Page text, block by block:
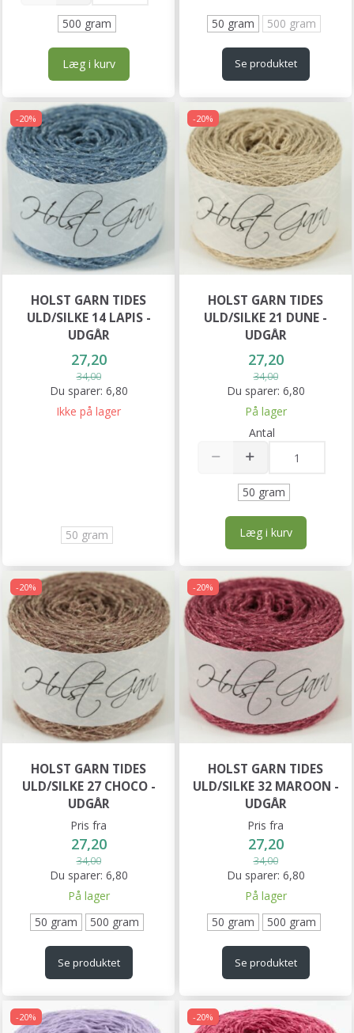
500 gram
Læg i kurv
50 gram 500 gram
Se produktet
-20%
HOLST GARN TIDES
ULD/SILKE 14 LAPIS -
UDGÅR
27,20
34,00
Du sparer: 6,80
Ikke på lager
50 gram
-20%
HOLST GARN TIDES
ULD/SILKE 21 DUNE -
UDGÅR
27,20
34,00
Du sparer: 6,80
På lager
Antal
50 gram
Læg i kurv
-20%
HOLST GARN TIDES
ULD/SILKE 27 CHOCO -
UDGÅR
Pris fra
27,20
34,00
Du sparer: 6,80
På lager
50 gram
500 gram
Se produktet
-20%
HOLST GARN TIDES
ULD/SILKE 32 MAROON -
UDGÅR
Pris fra
27,20
34,00
Du sparer: 6,80
På lager
50 gram
500 gram
Se produktet
-20% -20%